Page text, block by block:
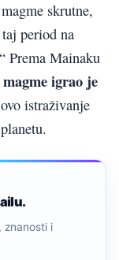
skrutne,
period na
Prema Mainaku
magme igrao je
istraživanje
znanosti i